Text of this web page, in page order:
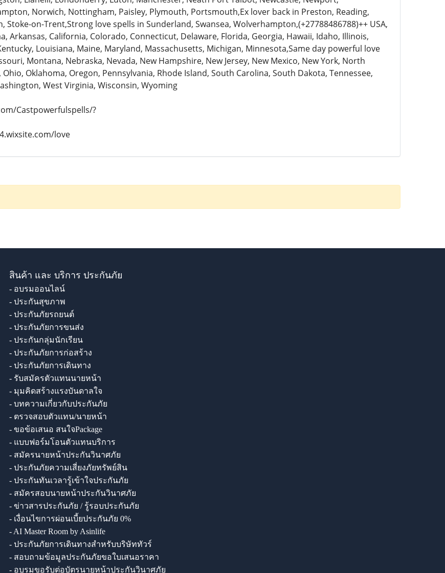
Norwich, Nottingham, Paisley, Plymouth, Portsmouth,Ex lover back in Preston, Reading,
Stoke-on-Trent,Strong love spells in Sunderland, Swansea, Wolverhampton,(+27788486788)++ USA,
Arkansas, California, Colorado, Connecticut, Delaware, Florida, Georgia, Hawaii, Idaho, Illinois,
Louisiana, Maine, Maryland, Massachusetts, Michigan, Minnesota,Same day powerful love
Montana, Nebraska, Nevada, New Hampshire, New Jersey, New Mexico, New York, North
Oklahoma, Oregon, Pennsylvania, Rhode Island, South Carolina, South Dakota, Tennessee,
West Virginia, Wisconsin, Wyoming
Castpowerfulspells/?
love
สินค้า และ บริการ ประกันภัย
- อบรมออนไลน์
- ประกันสุขภาพ
- ประกันภัยรถยนต์
- ประกันภัยการขนส่ง
- ประกันกลุ่มนักเรียน
- ประกันภัยการก่อสร้าง
- ประกันภัยการเดินทาง
- รับสมัครตัวแทนนายหน้า
- มุมคิดสร้างแรงบันดาลใจ
- บทความเกี่ยวกับประกันภัย
- ตรวจสอบตัวแทน/นายหน้า
- ขอข้อเสนอ สนใจPackage
- แบบฟอร์มโอนตัวแทนบริการ
- สมัครนายหน้าประกันวินาศภัย
- ประกันภัยความเสี่ยงภัยทรัพย์สิน
- ประกันทันเวลารู้เข้าใจประกันภัย
- สมัครสอบนายหน้าประกันวินาศภัย
- ข่าวสารประกันภัย / รู้รอบประกันภัย
- เงื่อนไขการผ่อนเบี้ยประกันภัย 0%
- AI Master Room by Asinlife
- ประกันภัยการเดินทางสำหรับบริษัททัวร์
- สอบถามข้อมูลประกันภัยขอใบเสนอราคา
- อบรมขอรับต่อบัตรนายหน้าประกันวินาศภัย